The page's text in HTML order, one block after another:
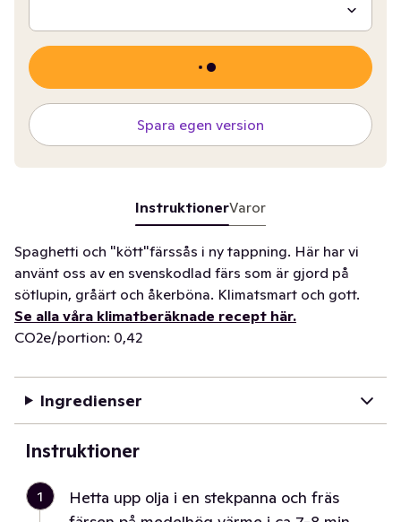
Spara egen version
InstruktionerVaror
Spaghetti och "kött"färssås i ny tappning. Här har vi
använt oss av en svenskodlad färs som är gjord på
sötlupin, gråärt och åkerböna. Klimatsmart och gott.
Se alla våra klimatberäknade recept här.
CO2e/portion: 0,42
Ingredienser
Instruktioner
1
Hetta upp olja i en stekpanna och fräs